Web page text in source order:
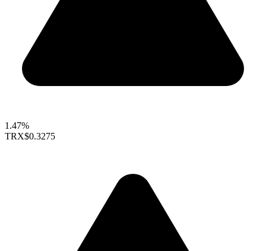
1.47%
TRX$0.3275